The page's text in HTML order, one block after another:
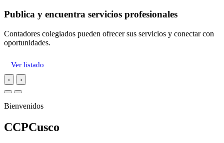
Publica y encuentra servicios profesionales
Contadores colegiados pueden ofrecer sus servicios y conectar con
oportunidades.
Ver listado
‹ ›
Bienvenidos
CCPCusco